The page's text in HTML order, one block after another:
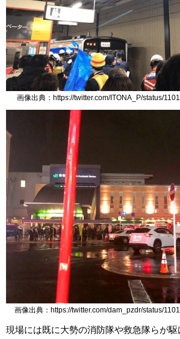
画像出典：https://twitter.com/ITONA_P/status/
画像出典：https://twitter.com/dam_pzdr/status/
現場には既に大勢の消防隊や救急隊らが駆